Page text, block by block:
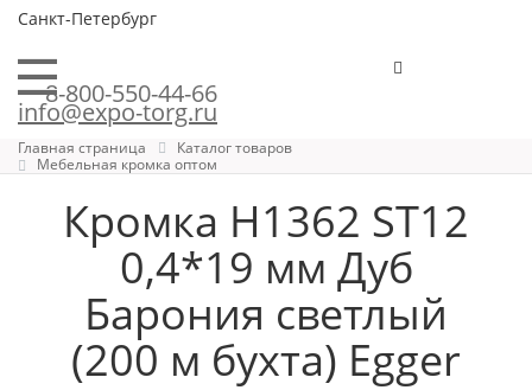
Санкт-Петербург
8-800-550-44-66
info@expo-torg.ru
Главная страница
Каталог товаров
Мебельная кромка оптом
Кромка H1362 ST12
0,4*19 мм Дуб
Барония светлый
(200 м бухта) Egger